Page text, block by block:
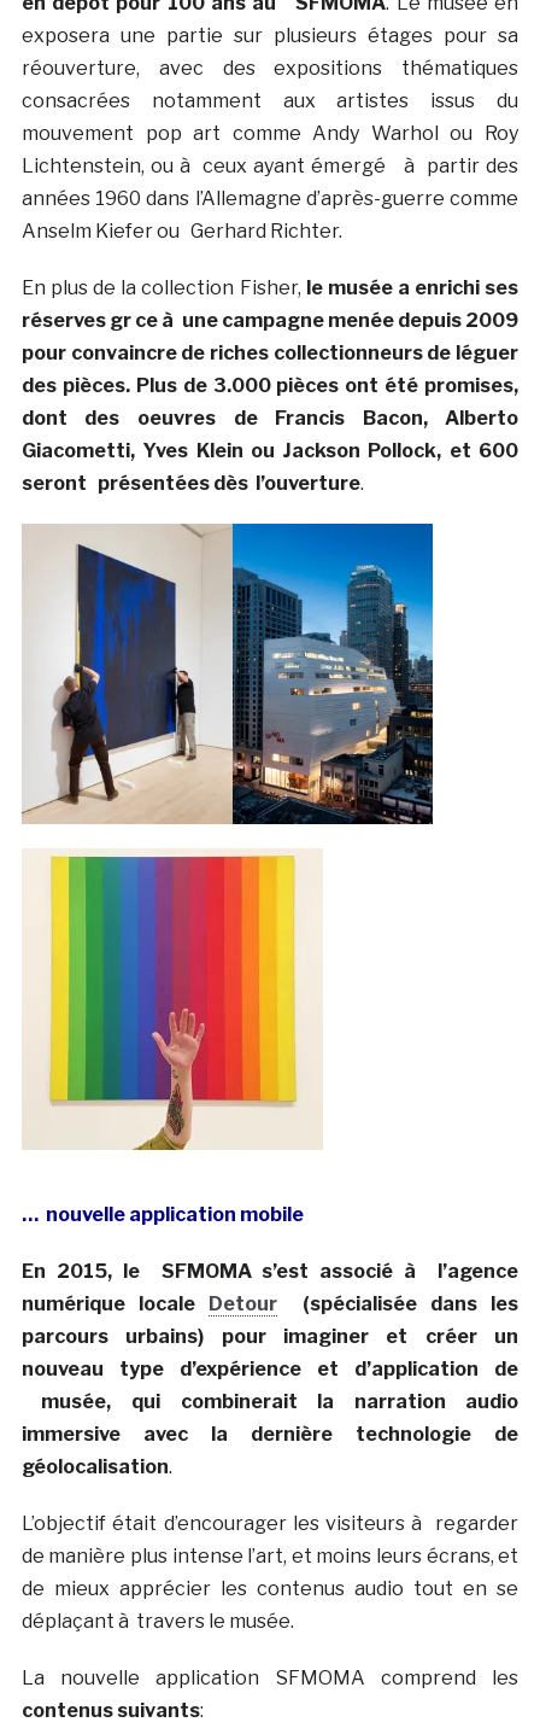
exposera une partie sur plusieurs étages pour sa
réouverture, avec des expositions thématiques
consacrées notamment aux artistes issus du
mouvement pop art comme Andy Warhol ou Roy
Lichtenstein, ou à ceux ayant émergé à partir des
années 1960 dans l’Allemagne d’après-guerre comme
Anselm Kiefer ou Gerhard Richter.
En plus de la collection Fisher, le musée a enrichi ses
réserves gr ce à une campagne menée depuis 2009
pour convaincre de riches collectionneurs de léguer
des pièces. Plus de 3.000 pièces ont été promises,
dont des oeuvres de Francis Bacon, Alberto
Giacometti, Yves Klein ou Jackson Pollock, et 600
seront présentées dès l’ouverture.
… nouvelle application mobile
En 2015, le SFMOMA s’est associé à l’agence
numérique locale Detour(spécialisée dans les
parcours urbains) pour imaginer et créer un
nouveau type d’expérience et d’application de
musée, qui combinerait la narration audio
immersive avec la dernière technologie de
géolocalisation.
L’objectif était d’encourager les visiteurs à regarder
de manière plus intense l’art, et moins leurs écrans, et
de mieux apprécier les contenus audio tout en se
déplaçant à travers le musée.
La nouvelle application SFMOMA comprend les
contenus suivants: